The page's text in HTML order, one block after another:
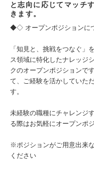
と志向に応じてマッチ
きます。
◆◇ オープンポジション
「知見と、挑戦をつなぐ」
ス領域に特化したナレッジ
クのオープンポジションで
て、ご経験を活かしていた
す。
未経験の職種にチャレンジ
る際はお気軽にオープンポ
※ポジションがご用意出来
ください